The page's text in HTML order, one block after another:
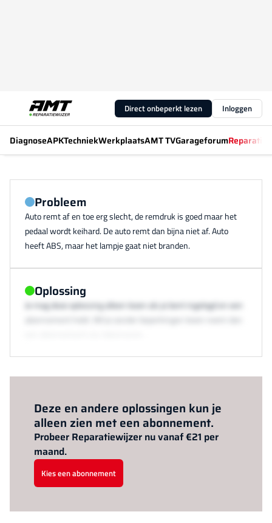
Direct onbeperkt lezen Inloggen
DiagnoseAPKTechniekWerkplaatsAMT TVGarageforum
Probleem
Auto remt af en toe erg slecht, de remdruk is goed maar het
pedaal wordt keihard. De auto remt dan bijna niet af. Auto
heeft ABS, maar het lampje gaat niet branden.
Oplossing
Je mag deze oplossing alleen lezen als je bent ingelogd en een
Deze en andere oplossingen kun je
alleen zien met een abonnement.
Probeer Reparatiewijzer nu vanaf €21 per
maand.
Kies een abonnement